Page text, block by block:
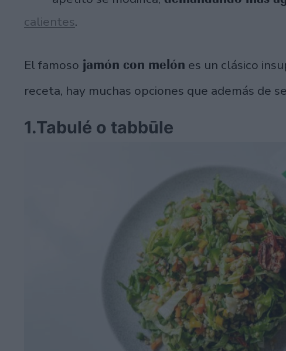
calientes.
El famoso jamón con melón es un clásico
receta, hay muchas opciones que además de
1.Tabulé o tabbūle